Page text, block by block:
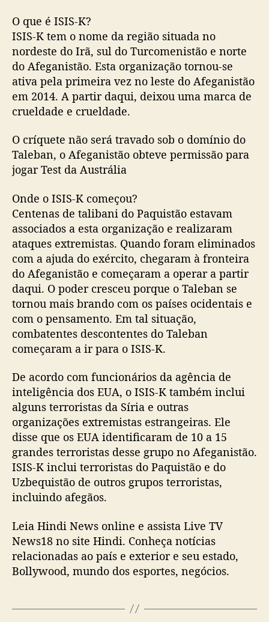
O que é ISIS-K?
ISIS-K tem o nome da região situada no
nordeste do Irã, sul do Turcomenistão e norte
do Afeganistão. Esta organização tornou-se
ativa pela primeira vez no leste do Afeganistão
em 2014. A partir daqui, deixou uma marca de
crueldade e crueldade.
O críquete não será travado sob o domínio do
Taleban, o Afeganistão obteve permissão para
jogar Test da Austrália
Onde o ISIS-K começou?
Centenas de talibani do Paquistão estavam
associados a esta organização e realizaram
ataques extremistas. Quando foram eliminados
com a ajuda do exército, chegaram à fronteira
do Afeganistão e começaram a operar a partir
daqui. O poder cresceu porque o Taleban se
tornou mais brando com os países ocidentais e
com o pensamento. Em tal situação,
combatentes descontentes do Taleban
começaram a ir para o ISIS-K.
De acordo com funcionários da agência de
inteligência dos EUA, o ISIS-K também inclui
alguns terroristas da Síria e outras
organizações extremistas estrangeiras. Ele
disse que os EUA identificaram de 10 a 15
grandes terroristas desse grupo no Afeganistão.
ISIS-K inclui terroristas do Paquistão e do
Uzbequistão de outros grupos terroristas,
incluindo afegãos.
Leia Hindi News online e assista Live TV
News18 no site Hindi. Conheça notícias
relacionadas ao país e exterior e seu estado,
Bollywood, mundo dos esportes, negócios.